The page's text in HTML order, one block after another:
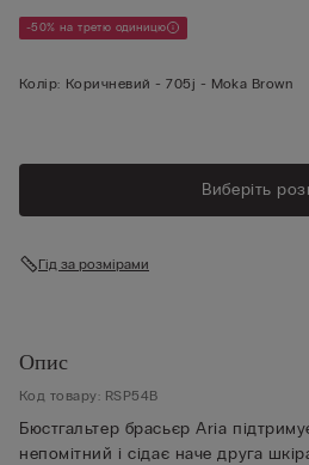
-50% на третю одиницю
Колір: Коричневий -705j - Moka Brown
Виберіть
Гід за розмірами
Опис
Код товару: RSP54B
Бюстгальтер брасьєр Aria
непомітний і сідає наче друга